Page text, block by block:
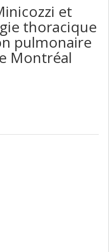
et
thoracique
pulmonaire
Montréal